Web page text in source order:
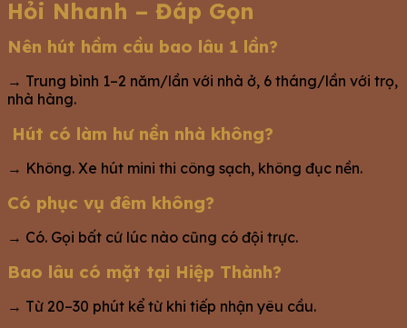
Hỏi Nhanh – Đáp Gọn
Nên hút hầm cầu bao lâu 1 lần?
→ Trung bình 1–2 năm/lần với nhà ở, 6 tháng/lần với trọ,
nhà hàng.
Hút có làm hư nền nhà không?
→ Không. Xe hút mini thi công sạch, không đục nền.
Có phục vụ đêm không?
→ Có. Gọi bất cứ lúc nào cũng có đội trực.
Bao lâu có mặt tại Hiệp Thành?
→ Từ 20–30 phút kể từ khi tiếp nhận yêu cầu.